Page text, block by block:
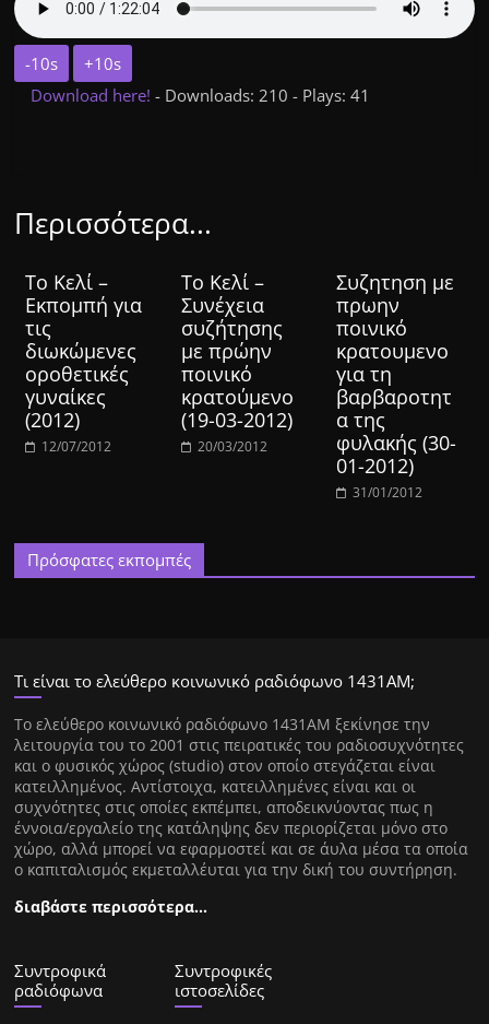
-10s
+10s
Download here!- Downloads: 210 - Plays: 41
Περισσότερα...
Το Κελί –
Εκπομπή για
τις
διωκώμενες
οροθετικές
γυναίκες
(2012)
12/07/2012
Το Κελί –
Συνέχεια
συζήτησης
με πρώην
ποινικό
κρατούμενο
(19-03-2012)
20/03/2012
Συζητηση με
πρωην
ποινικό
κρατουμενο
για τη
βαρβαροτητ
α της
φυλακής (30-
01-2012)
31/01/2012
Πρόσφατες εκπομπές
Τι είναι το ελεύθερο κοινωνικό ραδιόφωνο 1431ΑΜ;
Tο ελεύθερο κοινωνικό ραδιόφωνο 1431AM ξεκίνησε την
λειτουργία του το 2001 στις πειρατικές του ραδιοσυχνότητες
και ο φυσικός χώρος (studio) στον οποίο στεγάζεται είναι
κατειλλημένος. Αντίστοιχα, κατειλλημένες είναι και οι
συχνότητες στις οποίες εκπέμπει, αποδεικνύοντας πως η
έννοια/εργαλείο της κατάληψης δεν περιορίζεται μόνο στο
χώρο, αλλά μπορεί να εφαρμοστεί και σε άυλα μέσα τα οποία
ο καπιταλισμός εκμεταλλέυται για την δική του συντήρηση.
διαβάστε περισσότερα…
Συντροφικά
ραδιόφωνα
Συντροφικές
ιστοσελίδες